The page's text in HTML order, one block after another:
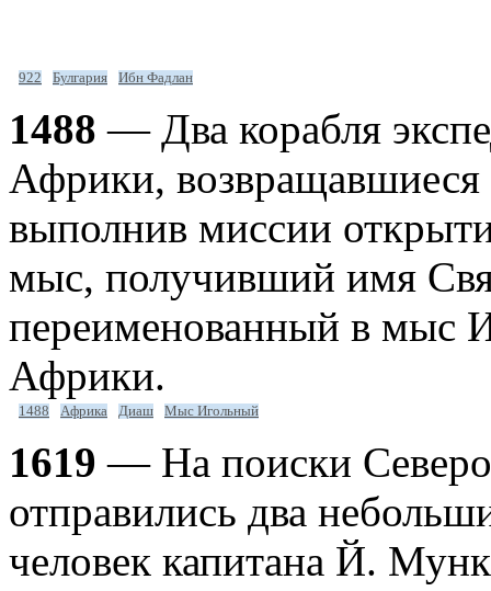
922 Булгария Ибн Фадлан
1488 — Два корабля
Африки,
выполнив миссии
мыс, получивший имя
переименованный в мыс
Африки.
1488 Африка Диаш Мыс Игольный
1619 — На поиски
отправились два
человек капитана Й.